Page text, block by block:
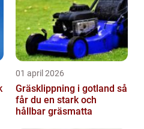
01 april 2026
Gräsklippning i gotland så
får du en stark och
hållbar gräsmatta